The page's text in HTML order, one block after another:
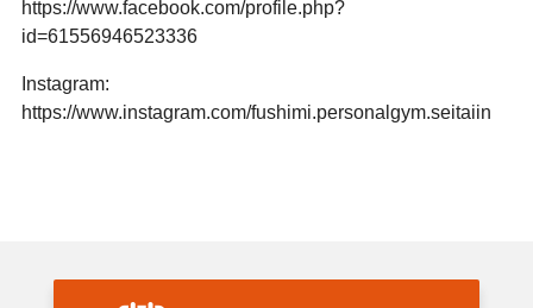
https://www.facebook.com/profile.php?
id=61556946523336
Instagram:
https://www.instagram.com/fushimi.personalgym.seitaiin